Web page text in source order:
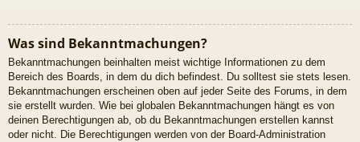
Was sind Bekanntmachungen?
Bekanntmachungen beinhalten meist wichtige Informationen zu dem
Bereich des Boards, in dem du dich befindest. Du solltest sie stets lesen.
Bekanntmachungen erscheinen oben auf jeder Seite des Forums, in dem
sie erstellt wurden. Wie bei globalen Bekanntmachungen hängt es von
deinen Berechtigungen ab, ob du Bekanntmachungen erstellen kannst
oder nicht. Die Berechtigungen werden von der Board-Administration